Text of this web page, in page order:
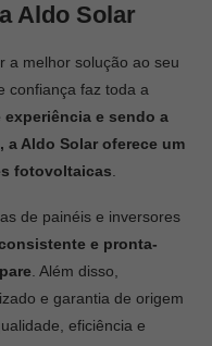
Aldo Solar
a melhor solução ao seu
confiança faz toda a
experiência e sendo a
Aldo Solar oferece um
fotovoltaicas
de painéis e inversores
e pronta-
. Além disso,
e garantia de origem
eficiência e